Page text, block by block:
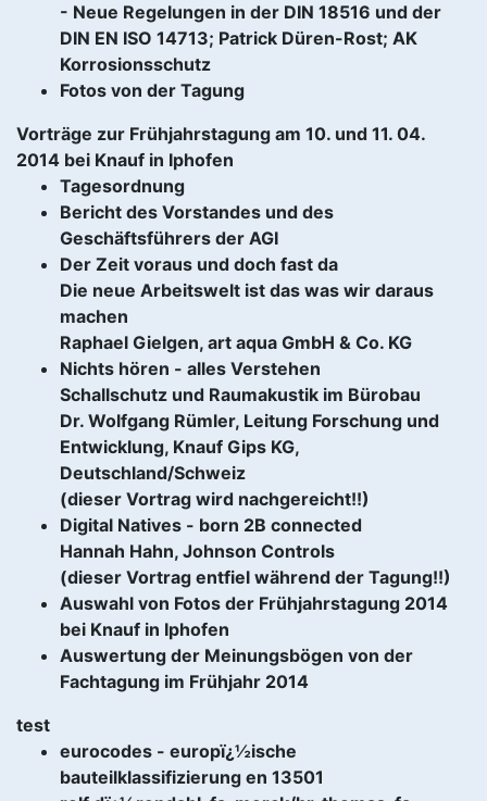
- Neue Regelungen in der DIN 18516 und der
DIN EN ISO 14713; Patrick Düren-Rost; AK
Korrosionsschutz
Fotos von der Tagung
Vorträge zur Frühjahrstagung am 10. und 11. 04.
2014 bei Knauf in Iphofen
Tagesordnung
Bericht des Vorstandes und des
Geschäftsführers der AGI
Der Zeit voraus und doch fast da
Die neue Arbeitswelt ist das was wir daraus
machen
Raphael Gielgen, art aqua GmbH & Co. KG
Nichts hören - alles Verstehen
Schallschutz und Raumakustik im Bürobau
Dr. Wolfgang Rümler, Leitung Forschung und
Entwicklung, Knauf Gips KG,
Deutschland/Schweiz
(dieser Vortrag wird nachgereicht!!)
Digital Natives - born 2B connected
Hannah Hahn, Johnson Controls
(dieser Vortrag entfiel während der Tagung!!)
Auswahl von Fotos der Frühjahrstagung 2014
bei Knauf in Iphofen
Auswertung der Meinungsbögen von der
Fachtagung im Frühjahr 2014
test
eurocodes - europï¿½ische
bauteilklassifizierung en 13501